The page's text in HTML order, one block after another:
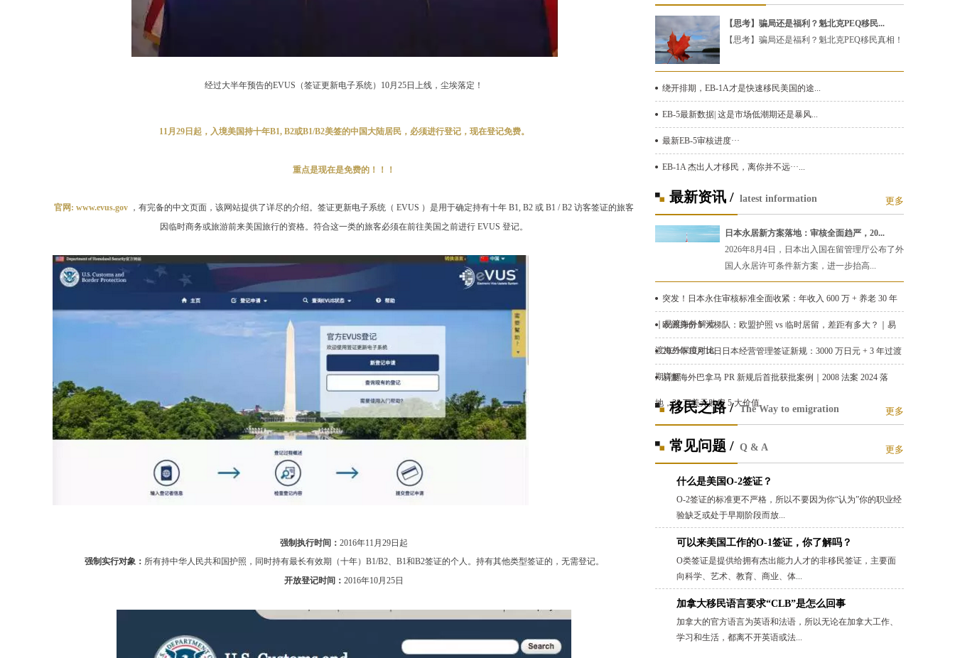
经过大半年预告的EVUS（签证更新电子系统）10月25日上线，尘埃落定！
11月29日起，入境美国持十年B1, B2或B1/B2美签的中国大陆居民，必须进行登记，现在登记免费。
重点是现在是免费的！！！
官网: www.evus.gov ，有完备的中文页面，该网站提供了详尽的介绍。签证更新电子系统（ EVUS ）是用于确定持有十年 B1, B2 或 B1 / B2 访客签证的旅客
因临时商务或旅游前来美国旅行的资格。符合这一类的旅客必须在前往美国之前进行 EVUS 登记。
强制执行时间： 2016年11月29日起
强制实行对象： 所有持中华人民共和国护照，同时持有最长有效期（十年）B1/B2、B1和B2签证的个人。持有其他类型签证的，无需登记。
开放登记时间： 2016年10月25日
【思考】骗局还是福利？魁北克PEQ移民...
【思考】骗局还是福利？魁北克PEQ移民真相！
绕开排期，EB-1A才是快速移民美国的途...
EB-5最新数据| 这是市场低潮期还是暴风...
最新EB-5审核进度···
EB-1A 杰出人才移民，离你并不远···...
更多
最新资讯 / latest information
日本永居新方案落地：审核全面趋严，20...
2026年8月4日，日本出入国在留管理厅公布了外
国人永居许可条件新方案，进一步抬高...
突发！日本永住审核标准全面收紧：年收入 600 万 + 养老 30 年
｜易渡海外解读
欧洲身份 5 大梯队：欧盟护照 vs 临时居留，差距有多大？｜易
渡海外深度对比
2025年10月16日日本经营管理签证新规：3000 万日元 + 3 年过渡
期详解
易渡海外巴拿马 PR 新规后首批获批案例｜2008 法案 2024 落
地，30 万美元购房 5 大价值
更多
移民之路 / The Way to emigration
更多
常见问题 / Q & A
什么是美国O-2签证？
O-2签证的标准更不严格，所以不要因为你“认为”你的职业经
验缺乏或处于早期阶段而放...
可以来美国工作的O-1签证，你了解吗？
O类签证是提供给拥有杰出能力人才的非移民签证，主要面
向科学、艺术、教育、商业、体...
加拿大移民语言要求“CLB”是怎么回事
加拿大的官方语言为英语和法语，所以无论在加拿大工作、
学习和生活，都离不开英语或法...